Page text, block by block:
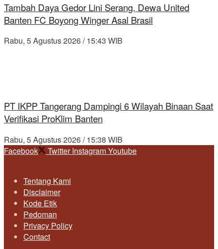
Tambah Daya Gedor Lini Serang, Dewa United
Banten FC Boyong Winger Asal Brasil
Rabu, 5 Agustus 2026 / 15:43 WIB
PT IKPP Tangerang Dampingi 6 Wilayah Binaan Saat
Verifikasi ProKlim Banten
Rabu, 5 Agustus 2026 / 15:38 WIB
Facebook
Twitter InstagramYoutube
Tentang Kami
Disclaimer
Kode Etik
Pedoman
Privacy Policy
Contact